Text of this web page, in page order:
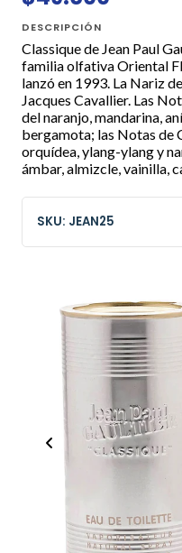
DESCRIPCIÓN
Classique de Jean Paul
familia olfativa Oriental
lanzó en 1993. La Nariz
Jacques Cavallier. Las
del naranjo, mandarina,
bergamota; las Notas de
orquídea, ylang-ylang y
ámbar, almizcle, vainilla,
SKU: JEAN25